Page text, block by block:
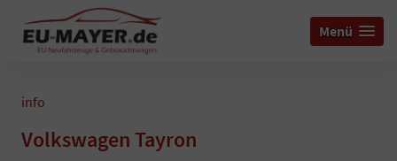
Menü
info
Volkswagen Tayron